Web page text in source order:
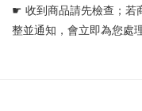
☛ 收到商品請先檢查；若
整並通知，會立即為您處